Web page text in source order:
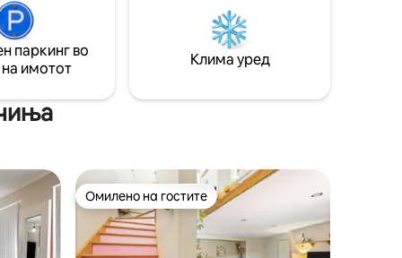
и
парови
паркинг во
имотот
Клима уред
Омилено на гостите
Омилено на гостите